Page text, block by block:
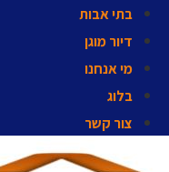
בתי אבות
דיור מוגן
מי אנחנו
בלוג
צור קשר